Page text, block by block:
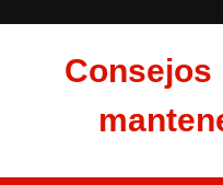
Consejos